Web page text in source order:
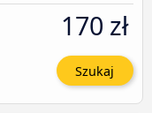
170 zł
Szukaj